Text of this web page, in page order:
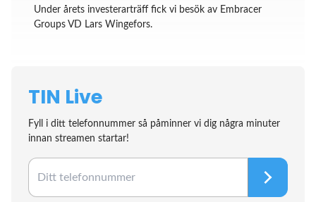
Under årets investerarträff fick vi besök av Embracer
Groups VD Lars Wingefors.
TIN Live
Fyll i ditt telefonnummer så påminner vi dig några minuter
innan streamen startar!